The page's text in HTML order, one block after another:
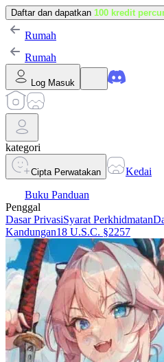
Daftar dan dapatkan 100 kredit
Rumah
Rumah
Log Masuk
kategori
Cipta Perwatakan
Kedai
Buku Panduan
Penggal
Dasar PrivasiSyarat Perkhidmatan
Kandungan18 U.S.C. §2257